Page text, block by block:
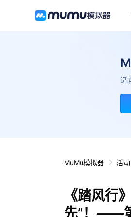
适
MuMu模拟器 活
《踏风行
先”！——